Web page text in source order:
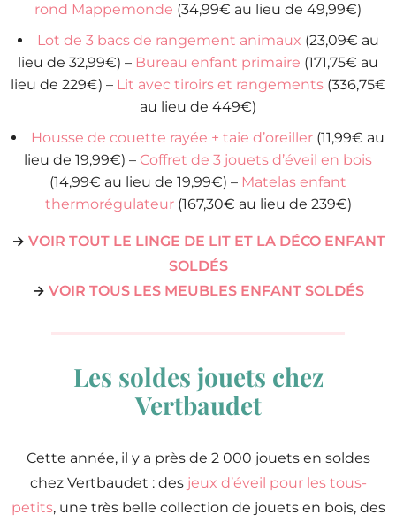
rond Mappemonde (34,99€ au lieu de 49,99€)
Lot de 3 bacs de rangement animaux (23,09€ au
lieu de 32,99€) – Bureau enfant primaire (171,75€ au
lieu de 229€) – Lit avec tiroirs et rangements(336,75€
au lieu de 449€)
Housse de couette rayée + taie d’oreiller (11,99€ au
lieu de 19,99€) – Coffret de 3 jouets d’éveil en bois
(14,99€ au lieu de 19,99€) – Matelas enfant
thermorégulateur(167,30€ au lieu de 239€)
→ VOIR TOUT LE LINGE DE LIT ET LA DÉCO ENFANT
SOLDÉS
→ VOIR TOUS LES MEUBLES ENFANT SOLDÉS
Les soldes jouets chez
Vertbaudet
Cette année, il y a près de 2 000 jouets en soldes
chez Vertbaudet : des jeux d’éveil pour les tous-
petits, une très belle collection de jouets en bois, des